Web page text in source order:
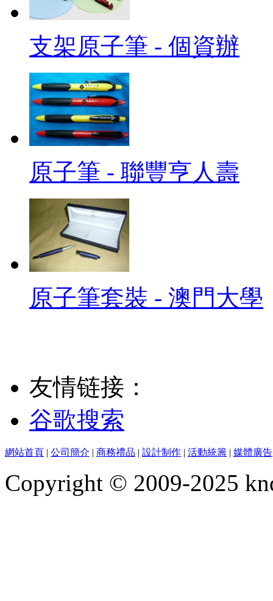
支架原子筆 - 個資辦
原子筆 - 聯豐亨人壽
原子筆套裝 - 澳門大學
友情链接：
谷歌搜索
網站首頁 | 公司簡介 | 商務禮品 | 設計制作 | 活動統籌 | 媒體廣告
Copyright © 2009-2025